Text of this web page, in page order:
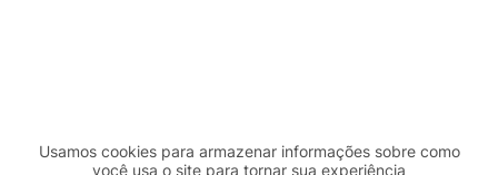
Usamos cookies para armazenar informações sobre como
você usa o site para tornar sua experiência